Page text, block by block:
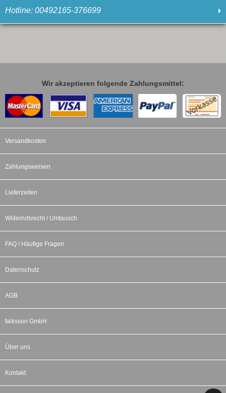
Hotline: 00492165-376699
Wir akzeptieren folgende Zahlungsmittel:
Versandkosten
Zahlungsweisen
Lieferzeiten
Widerrufsrecht / Umtausch
FAQ / Häufige Fragen
Datenschutz
AGB
falksson GmbH
Über uns
Kontakt